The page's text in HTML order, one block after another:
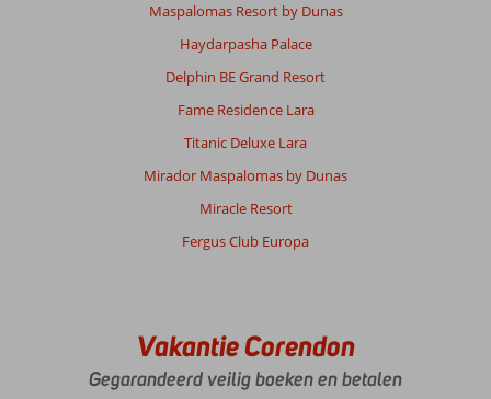
Maspalomas Resort by Dunas
Haydarpasha Palace
Delphin BE Grand Resort
Fame Residence Lara
Titanic Deluxe Lara
Mirador Maspalomas by Dunas
Miracle Resort
Fergus Club Europa
Vakantie Corendon
Gegarandeerd veilig boeken en betalen